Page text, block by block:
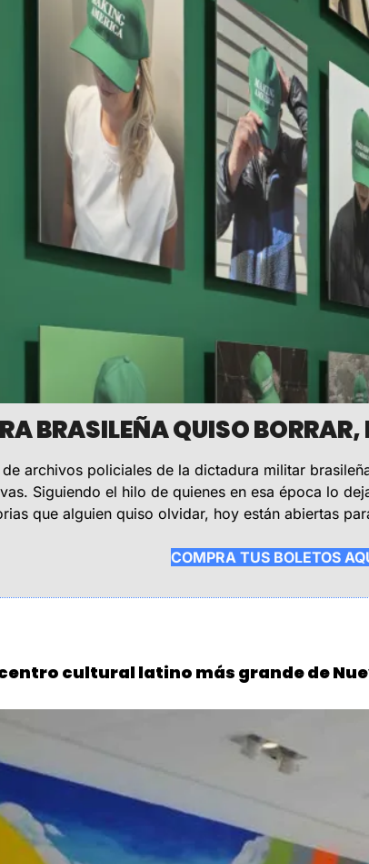
BRASILEÑA QUISO
archivos policiales de la dictadura militar
Siguiendo el hilo de quienes en esa época lo
que alguien quiso olvidar, hoy están abiertas
COMPRA TUS BOLETOS
centro cultural latino más grande de